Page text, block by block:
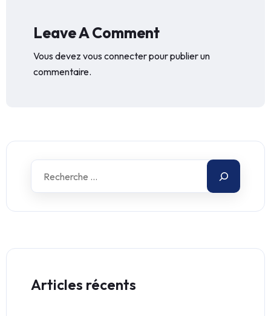
Leave A Comment
Vous devez vous connecterpour publier un
commentaire.
Articles récents